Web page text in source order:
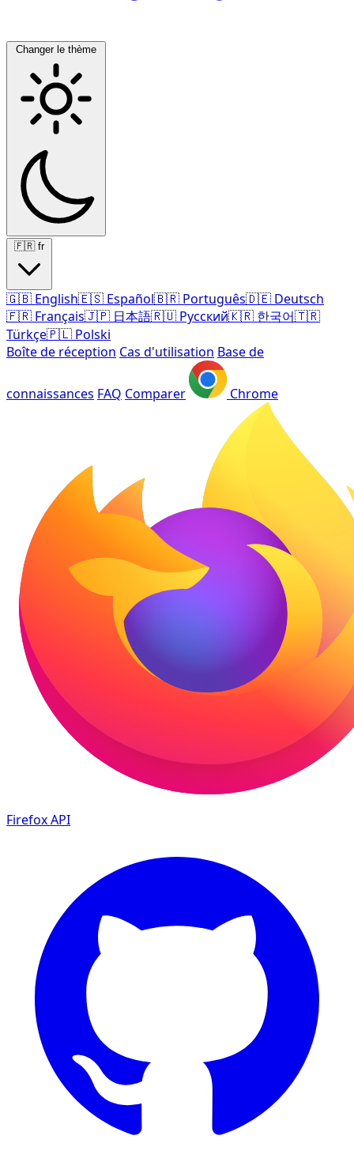
Changer le thème
🇫🇷 fr
🇬🇧 English🇪🇸 Español🇧🇷 Português🇩🇪 Deutsch
🇫🇷 Français🇯🇵 日本語🇷🇺 Русский🇰🇷 한국어🇹🇷
Türkçe🇵🇱 Polski
Boîte de réception Cas d'utilisation Base de
connaissances FAQ Comparer Chrome
FirefoxAPI